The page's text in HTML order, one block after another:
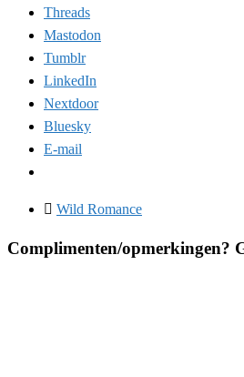
Threads
Mastodon
Tumblr
LinkedIn
Nextdoor
Bluesky
E-mail
Wild Romance
Complimenten/opmerkingen?